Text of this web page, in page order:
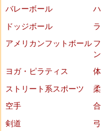
バレーボール
ドッジボール
アメリカンフットボール
ヨガ・ピラティス
ストリート系スポーツ
空手
剣道